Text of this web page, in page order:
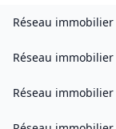
Réseau immobilier
Réseau immobilier
Réseau immobilier